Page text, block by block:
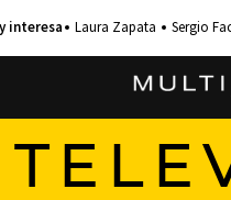
Laura Zapata Sergio